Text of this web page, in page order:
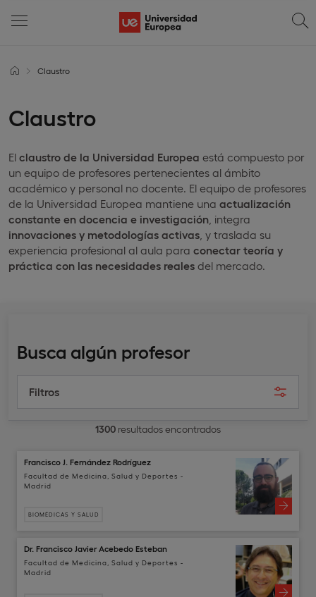
Claustro
Claustro
El claustro de la Universidad Europea está compuesto por
un equipo de profesores pertenecientes al ámbito
académico y personal no docente. El equipo de profesores
de la Universidad Europea mantiene una actualización
constante en docencia e investigación , integra
innovaciones y metodologías activas , y traslada su
experiencia profesional al aula para conectar teoría y
práctica con las necesidades reales del mercado.
Busca algún profesor
Filtros
1300 resultados encontrados
Francisco J. Fernández Rodríguez
Facultad de Medicina, Salud y Deportes -
Madrid
BIOMÉDICAS Y SALUD
Dr. Francisco Javier Acebedo Esteban
Facultad de Medicina, Salud y Deportes -
Madrid